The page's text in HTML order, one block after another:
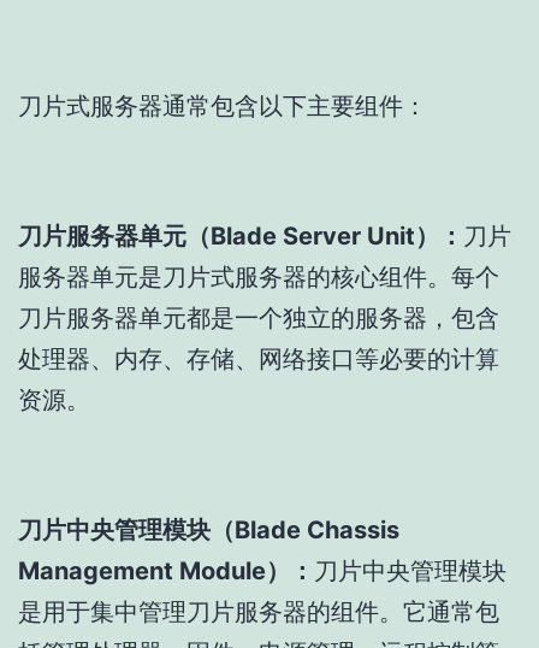
刀片式服务器通常包含以下主要组件：
刀片服务器单元（Blade Server Unit）： 刀片
服务器单元是刀片式服务器的核心组件。每个
刀片服务器单元都是一个独立的服务器，包含
处理器、内存、存储、网络接口等必要的计算
资源。
刀片中央管理模块（Blade Chassis
Management Module）： 刀片中央管理模块
是用于集中管理刀片服务器的组件。它通常包